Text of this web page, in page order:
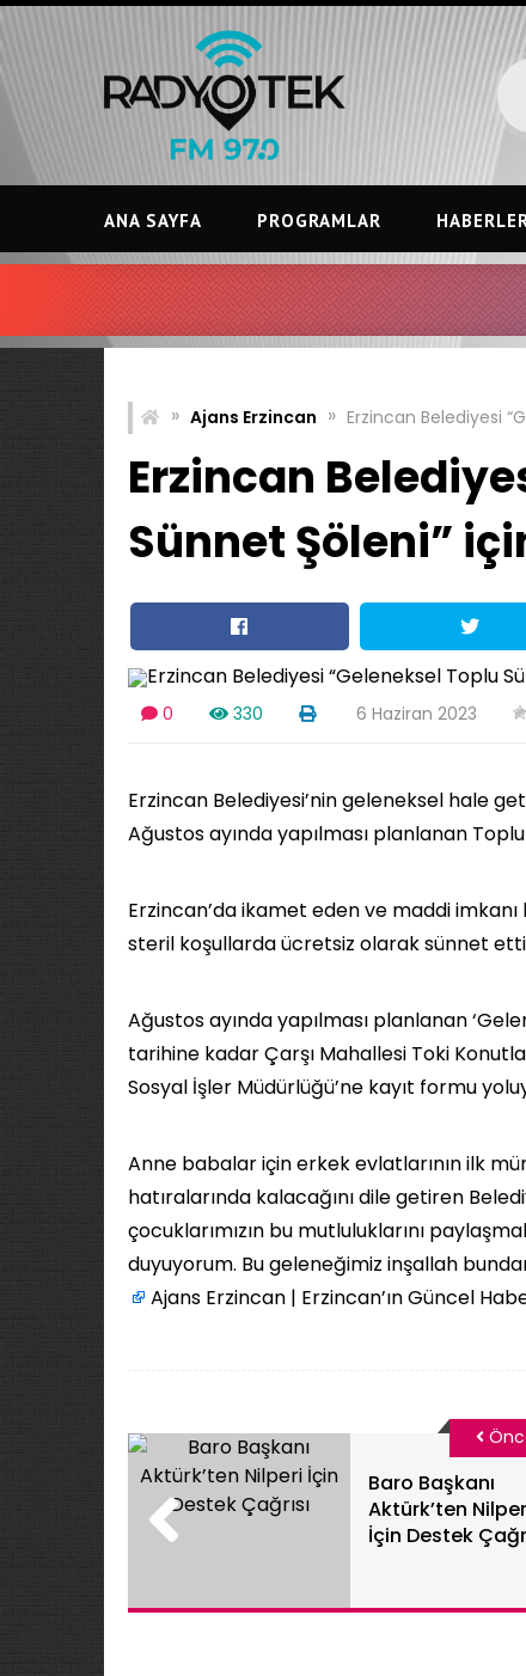
Skip
to
content
ANA SAYFA PROGRAMLAR
IRMAK
» Ajans Erzincan » Erzincan Belediyesi
Erzincan
Sünnet Şöleni”
0 330 6 Haziran 2023
Erzincan Belediyesi’nin geleneksel hale
Ağustos ayında yapılması planlanan
Erzincan’da ikamet eden ve maddi
steril koşullarda ücretsiz olarak sünnet
Ağustos ayında yapılması planlanan
tarihine kadar Çarşı Mahallesi Toki
Sosyal İşler Müdürlüğü’ne kayıt formu
Anne babalar için erkek evlatlarının ilk
hatıralarında kalacağını dile getiren
çocuklarımızın bu mutluluklarını
duyuyorum. Bu geleneğimiz inşallah
Ajans Erzincan | Erzincan’ın Güncel
Baro Başkanı
Aktürk’ten
İçin Destek